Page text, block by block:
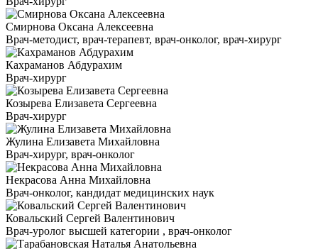
Смирнова Оксана Алексеевна
Врач-методист, врач-терапевт, врач-онколог, врач-хирург
Кахраманов Абдурахим
Врач-хирург
Козырева Елизавета Сергеевна
Врач-хирург
Жулина Елизавета Михайловна
Врач-хирург, врач-онколог
Некрасова Анна Михайловна
Врач-онколог, кандидат медицинских наук
Ковальский Сергей Валентинович
Врач-уролог высшей категории , врач-онколог